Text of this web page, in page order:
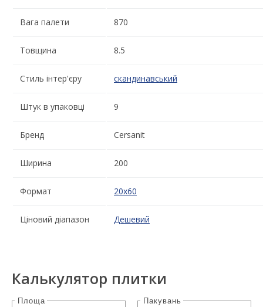
Вага палети 870
Товщина 8.5
Стиль інтер'єру скандинавський
Штук в упаковці 9
Бренд Cersanit
Ширина 200
Формат 20x60
Ціновий діапазон Дешевий
Калькулятор плитки
Площа Пакувань